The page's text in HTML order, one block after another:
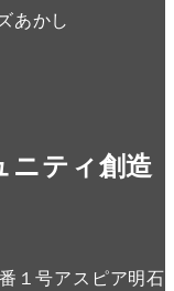
あかし
ニティ創造
１号アスピア明石